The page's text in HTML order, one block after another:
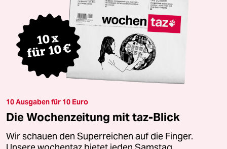
10 Ausgaben für 10 Euro
Die Wochenzeitung mit taz-Blick
Wir schauen den Superreichen auf die Finger.